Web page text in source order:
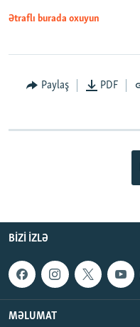
Ətraflı burada oxuyun
Paylaş PDF
BIZI IZLƏ
MƏLUMAT